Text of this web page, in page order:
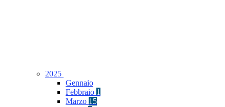
2025
Gennaio
Febbraio 1
Marzo 15